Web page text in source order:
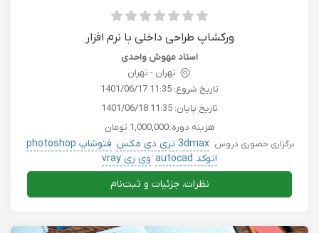
ورکشاپ طراحی داخلی با نرم افزار
استاد مهوش واحدی
تهران - تهران
تاریخ شروع: 1401/06/17 11:35
تاریخ پایان: 1401/06/18 11:35
هزینه دوره:1,000,000 تومان
برگزاری حضوری دروس 3dmax تری دی مکس
فتوشاپ photoshop
اتوکد autocad
وی ری vray
نظرات، جزئیات و ثبت‌نام